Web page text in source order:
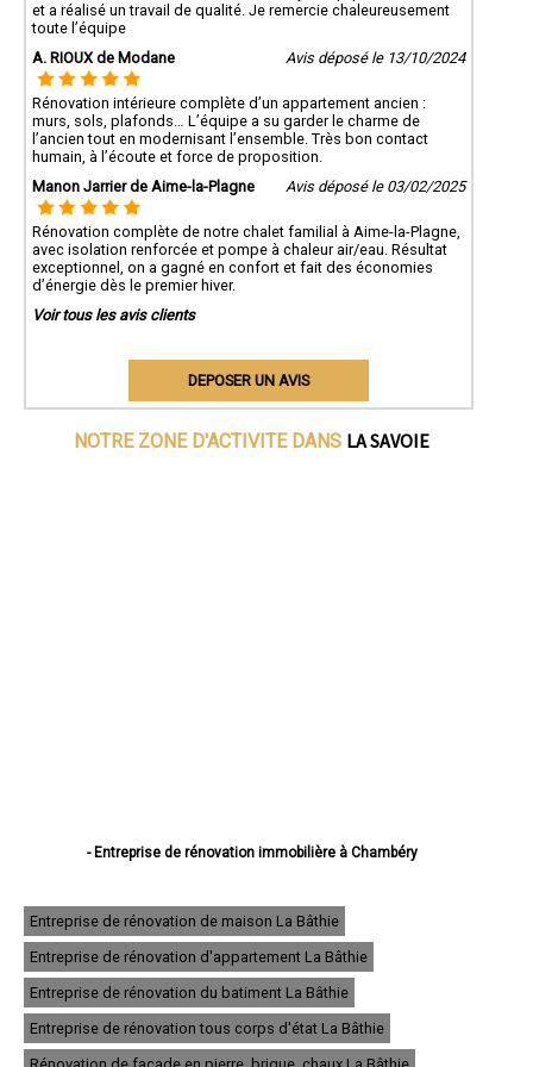
et a réalisé un travail de qualité. Je remercie chaleureusement
toute l’équipe
A. RIOUX de Modane
Avis déposé le 13/10/2024
Rénovation intérieure complète d’un appartement ancien :
murs, sols, plafonds… L’équipe a su garder le charme de
l’ancien tout en modernisant l’ensemble. Très bon contact
humain, à l’écoute et force de proposition.
Manon Jarrier de Aime-la-Plagne
Avis déposé le 03/02/2025
Rénovation complète de notre chalet familial à Aime-la-Plagne,
avec isolation renforcée et pompe à chaleur air/eau. Résultat
exceptionnel, on a gagné en confort et fait des économies
d’énergie dès le premier hiver.
Voir tous les avis clients
DEPOSER UN AVIS
NOTRE ZONE D'ACTIVITE DANS LA SAVOIE
- Entreprise de rénovation immobilière à Chambéry
- Entreprise de rénovation immobilière à La Motte-Servolex
- Entreprise de rénovation immobilière à Saint-Jean-de-Maurienne
- Entreprise de rénovation immobilière à Bourg-Saint-Maurice
- Entreprise de rénovation immobilière à La Ravoire
- Entreprise de rénovation immobilière à Ugine
- Entreprise de rénovation immobilière à Cognin
- Entreprise de rénovation immobilière à Saint-Alban-Leysse
Entreprise de rénovation de maison La Bâthie
Entreprise de rénovation d'appartement La Bâthie
Entreprise de rénovation du batiment La Bâthie
Entreprise de rénovation tous corps d'état La Bâthie